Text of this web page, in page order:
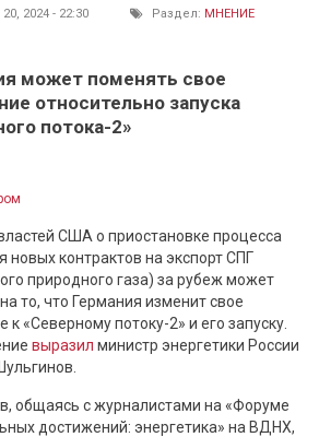
2024 - 22:30 Раздел: МНЕНИЕ
может поменять свое
относительно запуска
потока-2»
США о приостановке процесса
новых контрактов на экспорт СПГ
природного газа) за рубеж может
то, что Германия изменит свое
к «Северному потоку-2» и его запуску.
выразил министр энергетики России
общаясь с журналистами на «Форуме
достижений: энергетика» на ВДНХ,